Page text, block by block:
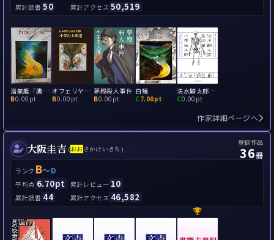
累計読書 50 累計アクセス 50,519
潜航艇「鷹の城」
B0.00pt
オフェリヤ殺し
B0.00pt
夢殿殺人事件
B0.00pt
白蟻
C7.00pt
法水麟太郎全短篇
C0.00pt
作家詳細ページへ
大阪圭吉 (おお さかけいきち)
登録作品
36冊
ランク B～D
平均点 6.70pt 累計レビュー 10
累計読書 44 累計アクセス 46,582